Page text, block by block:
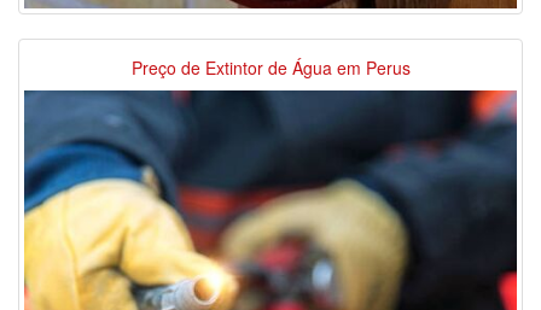
Preço de Extintor de Água em Perus